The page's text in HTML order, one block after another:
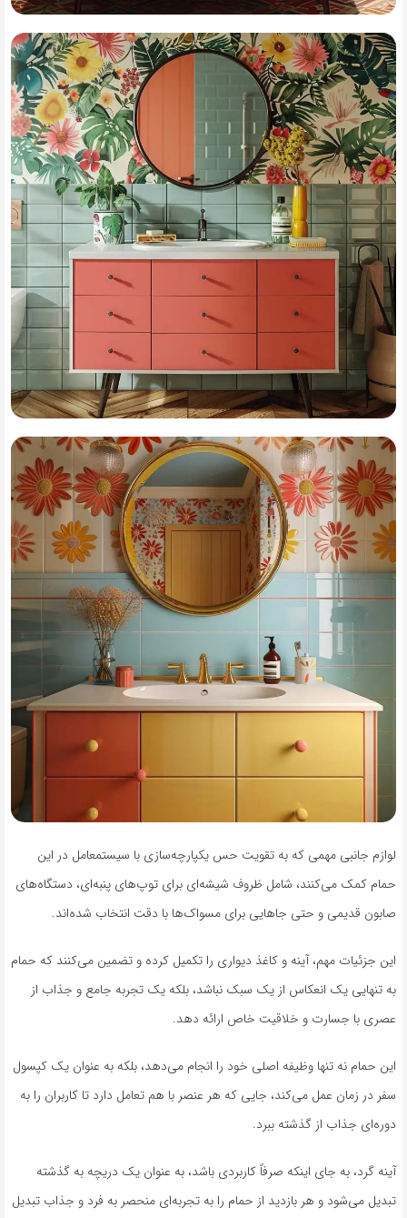
لوازم جانبی مهمی که به تقویت حس یکپارچه‌سازی با سیستمعامل در این
حمام کمک می‌کنند، شامل ظروف شیشه‌ای برای توپ‌های پنبه‌ای، دستگاه‌های
صابون قدیمی و حتی جاهایی برای مسواک‌ها با دقت انتخاب شده‌اند.
این جزئیات مهم، آینه و کاغذ دیواری را تکمیل کرده و تضمین می‌کنند که حمام
به تنهایی یک انعکاس از یک سبک نباشد، بلکه یک تجربه جامع و جذاب از
عصری با جسارت و خلاقیت خاص ارائه دهد.
این حمام نه تنها وظیفه اصلی خود را انجام می‌دهد، بلکه به عنوان یک کپسول
سفر در زمان عمل می‌کند، جایی که هر عنصر با هم تعامل دارد تا کاربران را به
دوره‌ای جذاب از گذشته ببرد.
آینه گرد، به جای اینکه صرفاً کاربردی باشد، به عنوان یک دریچه به گذشته
تبدیل می‌شود و هر بازدید از حمام را به تجربه‌ای منحصر به فرد و جذاب تبدیل